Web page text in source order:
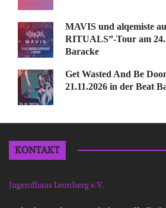
MAVIS und alqemiste
RITUALS”-Tour am
Baracke
Get Wasted And Be
21.11.2026 in der Beat
KONTAKT
Jugendhaus Leonberg e.V.